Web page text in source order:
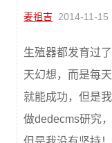
麦祖吉 2014-11-15
生殖器都发育过
天幻想，而是每
就能成功，但是
做dedecms研究